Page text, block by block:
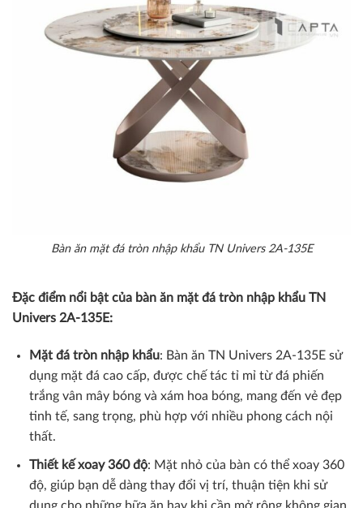
Bàn ăn mặt đá tròn nhập khẩu TN Univers 2A-135E
Đặc điểm nổi bật của bàn ăn mặt đá tròn nhập khẩu TN
Univers 2A-135E:
Mặt đá tròn nhập khẩu: Bàn ăn TN Univers 2A-135E sử
dụng mặt đá cao cấp, được chế tác tỉ mỉ từ đá phiến
trắng vân mây bóng và xám hoa bóng, mang đến vẻ đẹp
tinh tế, sang trọng, phù hợp với nhiều phong cách nội
thất.
Thiết kế xoay 360 độ: Mặt nhỏ của bàn có thể xoay 360
độ, giúp bạn dễ dàng thay đổi vị trí, thuận tiện khi sử
dụng cho những bữa ăn hay khi cần mở rộng không gian